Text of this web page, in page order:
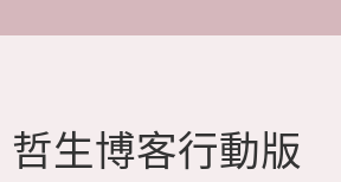
哲生博客行動版